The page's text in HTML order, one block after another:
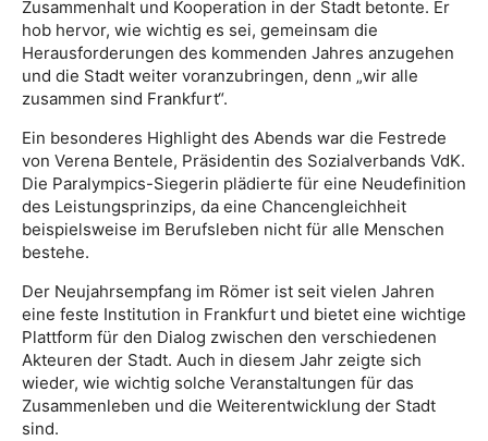
Zusammenhalt und Kooperation in der Stadt betonte. Er
hob hervor, wie wichtig es sei, gemeinsam die
Herausforderungen des kommenden Jahres anzugehen
und die Stadt weiter voranzubringen, denn „wir alle
zusammen sind Frankfurt“.
Ein besonderes Highlight des Abends war die Festrede
von Verena Bentele, Präsidentin des Sozialverbands VdK.
Die Paralympics-Siegerin plädierte für eine Neudefinition
des Leistungsprinzips, da eine Chancengleichheit
beispielsweise im Berufsleben nicht für alle Menschen
bestehe.
Der Neujahrsempfang im Römer ist seit vielen Jahren
eine feste Institution in Frankfurt und bietet eine wichtige
Plattform für den Dialog zwischen den verschiedenen
Akteuren der Stadt. Auch in diesem Jahr zeigte sich
wieder, wie wichtig solche Veranstaltungen für das
Zusammenleben und die Weiterentwicklung der Stadt
sind.